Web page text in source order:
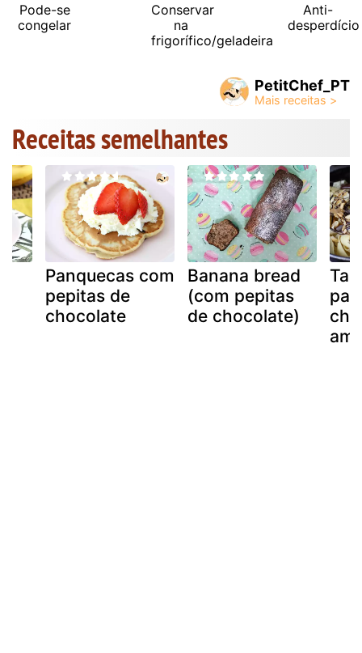
Pode-se
congelar
Conservar
na
frigorífico/geladeira
Anti-
desperdício
PetitChef_PT
Receitas semelhantes
Panquecas com
pepitas de
chocolate
Banana bread
(com pepitas
de chocolate)